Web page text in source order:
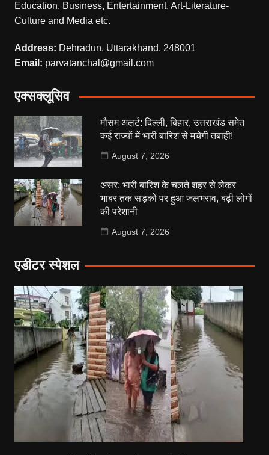
Education, Business, Entertainment, Art-Literature-
Culture and Media etc.
Address: Dehradun, Uttarakhand, 248001
Email: parvatanchal@gmail.com
एक्सक्लूसिव
मौसम अल़र्ट: दिल्ली, बिहार, उत्तराखंड समेत
कई राज्यों में भारी बारिश से मचेगी तबाही!
August 7, 2026
असर: भारी बारिश के चलते शहर से लेकर
भाबर तक सड़कों पर हुआ जलभराव, बढ़ी लोगों
की परेशानी
August 7, 2026
एडीटर स्पेशल